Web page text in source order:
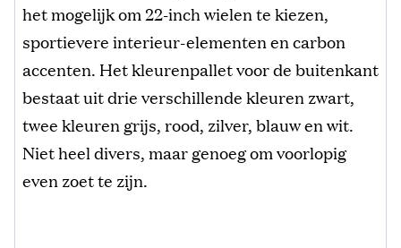
het mogelijk om 22-inch wielen te kiezen,
sportievere interieur-elementen en carbon
accenten. Het kleurenpallet voor de buitenkant
bestaat uit drie verschillende kleuren zwart,
twee kleuren grijs, rood, zilver, blauw en wit.
Niet heel divers, maar genoeg om voorlopig
even zoet te zijn.